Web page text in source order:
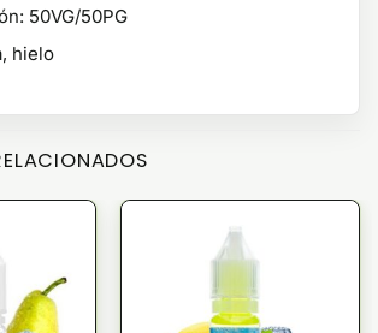
50VG/50PG
hielo